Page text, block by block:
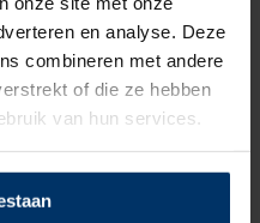
en analyse. Deze
combineren met andere
of die ze hebben
van hun services.
ontwikkeld voor
en metaalindustrie.
draagcomfort en